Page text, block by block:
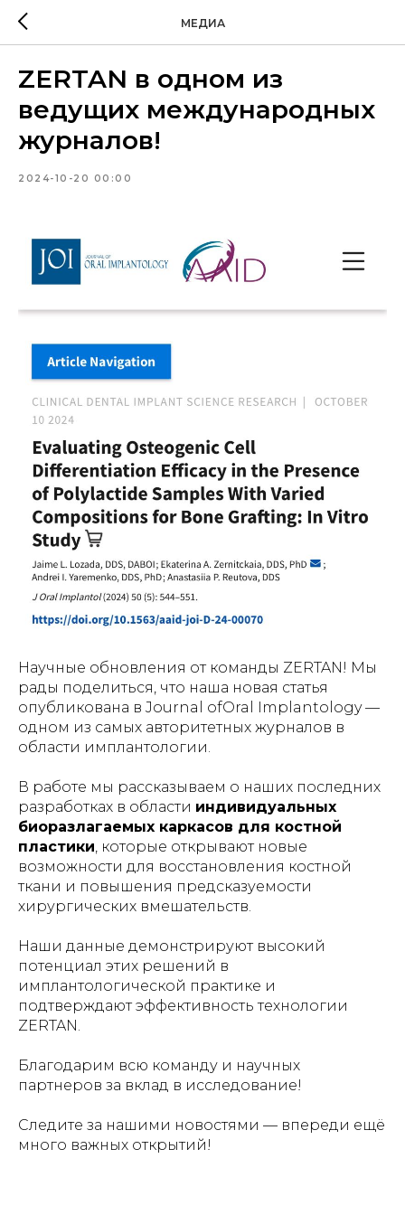
МЕДИА
ZERTAN в одном из
ведущих международных
журналов!
2024-10-20 00:00
Научные обновления от команды ZERTAN! Мы
рады поделиться, что наша новая статья
опубликована в Journal ofOral Implantology—
одном из самых авторитетных журналов в
области имплантологии.
В работе мы рассказываем о наших последних
разработках в области индивидуальных
биоразлагаемых каркасов для костной
пластики, которые открывают новые
возможности для восстановления костной
ткани и повышения предсказуемости
хирургических вмешательств.
Наши данные демонстрируют высокий
потенциал этих решений в
имплантологической практике и
подтверждают эффективность технологии
ZERTAN.
Благодарим всю команду и научных
партнеров за вклад в исследование!
Следите за нашими новостями — впереди ещё
много важных открытий!